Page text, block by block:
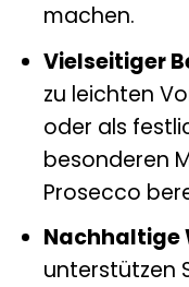
machen.
Vielseitiger
zu leichten
oder als
besonderen
Prosecco
Nachhaltige
unterstützen